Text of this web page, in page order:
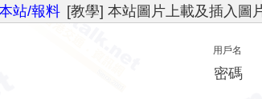
站/報料 [教學] 本站圖片上載及插入圖
用戶名
密碼